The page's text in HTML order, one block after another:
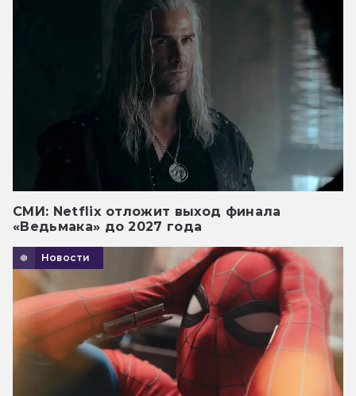
СМИ: Netflix отложит выход финала
«Ведьмака» до 2027 года
Новости